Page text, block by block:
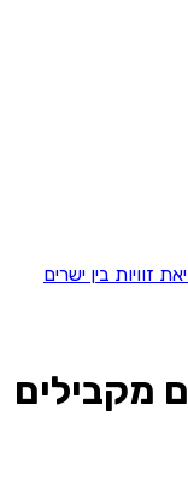
זוויות בין ישרים
מקבילים